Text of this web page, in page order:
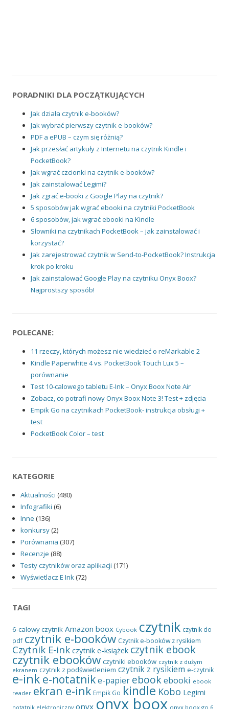
PORADNIKI DLA POCZĄTKUJĄCYCH
Jak działa czytnik e-booków?
Jak wybrać pierwszy czytnik e-booków?
PDF a ePUB – czym się różnią?
Jak przesłać artykuły z Internetu na czytnik Kindle i
PocketBook?
Jak wgrać czcionki na czytnik e-booków?
Jak zainstalować Legimi?
Jak zgrać e-booki z Google Play na czytnik?
5 sposobów jak wgrać ebooki na czytniki PocketBook
6 sposobów, jak wgrać ebooki na Kindle
Słowniki na czytnikach PocketBook – jak zainstalować i
korzystać?
Jak zarejestrować czytnik w Send-to-PocketBook? Instrukcja
krok po kroku
Jak zainstalować Google Play na czytniku Onyx Boox?
Najprostszy sposób!
POLECANE:
11 rzeczy, których możesz nie wiedzieć o reMarkable 2
Kindle Paperwhite 4 vs. PocketBook Touch Lux 5 –
porównanie
Test 10-calowego tabletu E-Ink – Onyx Boox Note Air
Zobacz, co potrafi nowy Onyx Boox Note 3! Test + zdjęcia
Empik Go na czytnikach PocketBook- instrukcja obsługi +
test
PocketBook Color – test
KATEGORIE
Aktualności (480)
Infografiki (6)
Inne (136)
konkursy(2)
Porównania (307)
Recenzje (88)
Testy czytników oraz aplikacji (171)
Wyświetlacz E Ink (72)
TAGI
6-calowy czytnik Amazon boox Cybook czytnik czytnik do
pdf czytnik e-booków Czytnik e-booków z rysikiem
Czytnik E-ink czytnik e-książek czytnik ebook
czytnik ebooków czytniki ebooków czytnik z dużym
ekranem czytnik z podświetleniem czytnik z rysikiem e-czytnik
e-ink e-notatnike-papier ebookebooki ebook
reader ekran e-ink Empik Go kindle Kobo Legimi
notatnik elektroniczny onyx onyx boox onyx boox go 6